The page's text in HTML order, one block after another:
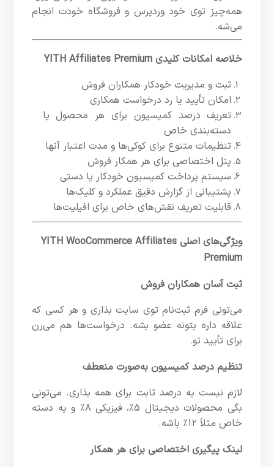
همه‌چیز توی خود وردپرس و فروشگاه خودت انجام
می‌شه.
خلاصه امکانات کلیدی YITH Affiliates Premium
ثبت و مدیریت خودکار همکاران فروش
امکان تأیید یا رد درخواست همکاری
تعریف درصد کمیسیون برای هر محصول یا
دسته‌بندی خاص
تنظیمات متنوع برای کوکی‌ها و مدت اعتبار آنها
پنل اختصاصی برای هر همکار فروش
سیستم پرداخت کمیسیون خودکار یا دستی
پشتیبانی از گزارش دقیق عملکرد و کلیک‌ها
قابلیت تعریف نقش‌های خاص برای افیلیت‌ها
ویژگی‌های اصلی YITH WooCommerce Affiliates
Premium
ثبت آسان همکاران فروش
می‌تونی فرم ثبت‌نام توی سایت بذاری و هر کسی که
علاقه داره بتونه عضو بشه. درخواست‌ها هم می‌رن
برای تأیید تو.
تنظیم درصد کمیسیون به‌صورت منعطف
لازم نیست یه درصد ثابت برای همه بذاری. می‌تونی
بگی محصولات دیجیتال ۵٪، فیزیکی ۸٪ و یه دسته
خاص مثلاً ۱۲٪ باشه.
لینک پیگیری اختصاصی برای هر همکار